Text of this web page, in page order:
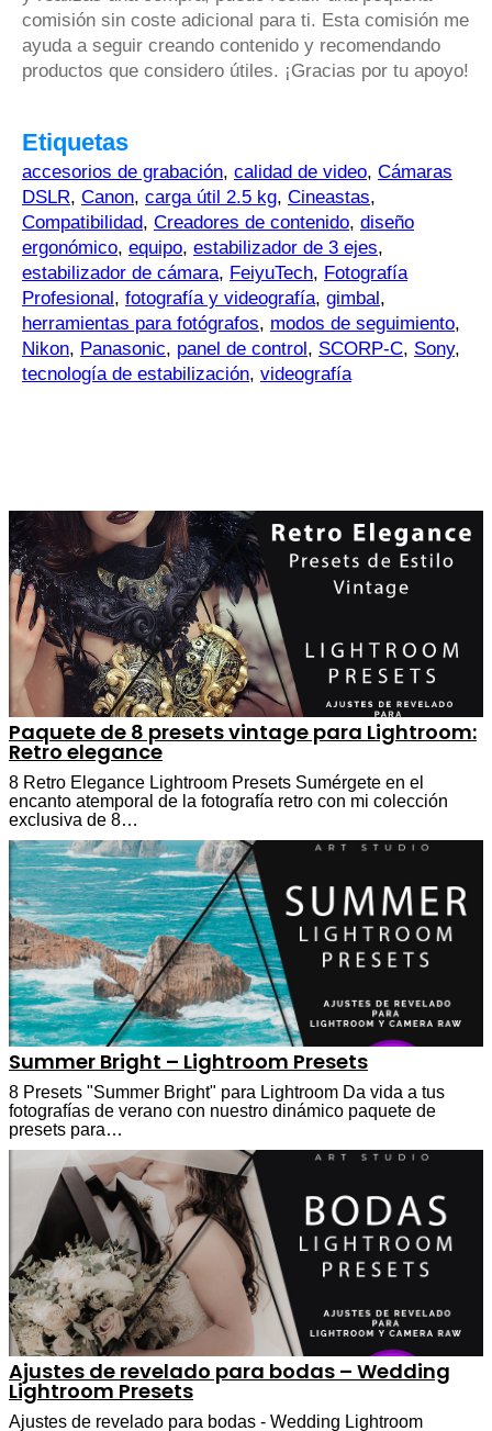
comisión sin coste adicional para ti. Esta comisión me
ayuda a seguir creando contenido y recomendando
productos que considero útiles. ¡Gracias por tu apoyo!
Etiquetas
accesorios de grabación, calidad de video, Cámaras
DSLR, Canon, carga útil 2.5 kg, Cineastas,
Compatibilidad, Creadores de contenido, diseño
ergonómico, equipo, estabilizador de 3 ejes,
estabilizador de cámara, FeiyuTech, Fotografía
Profesional, fotografía y videografía, gimbal,
herramientas para fotógrafos, modos de seguimiento,
Nikon, Panasonic, panel de control, SCORP-C, Sony,
tecnología de estabilización, videografía
Paquete de 8 presets vintage para Lightroom:
Retro elegance
8 Retro Elegance Lightroom Presets Sumérgete en el
encanto atemporal de la fotografía retro con mi colección
exclusiva de 8…
Summer Bright – Lightroom Presets
8 Presets "Summer Bright" para Lightroom Da vida a tus
fotografías de verano con nuestro dinámico paquete de
presets para…
Ajustes de revelado para bodas – Wedding
Lightroom Presets
Ajustes de revelado para bodas - Wedding Lightroom